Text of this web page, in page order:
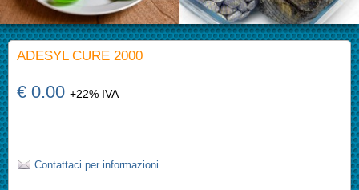
ADESYL CURE 2000
€ 0.00 +22% IVA
Contattaci per informazioni